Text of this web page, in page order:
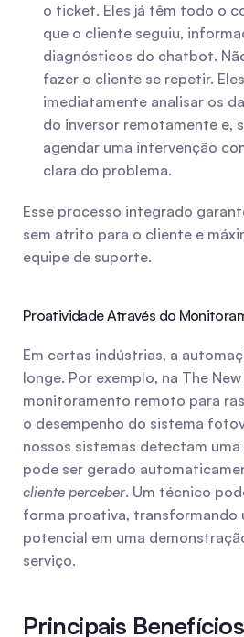
o ticket. Eles já têm todo o
que o cliente seguiu,
diagnósticos do chatbot.
fazer o cliente se repetir.
imediatamente analisar os
do inversor remotamente e,
agendar uma intervenção
clara do problema.
Esse processo integrado
sem atrito para o cliente e
equipe de suporte.
Proatividade Através do
Em certas indústrias, a
longe. Por exemplo, na The
monitoramento remoto para
o desempenho do sistema
nossos sistemas detectam
pode ser gerado
cliente perceber. Um técnico
forma proativa, transformando
potencial em uma
serviço.
Principais